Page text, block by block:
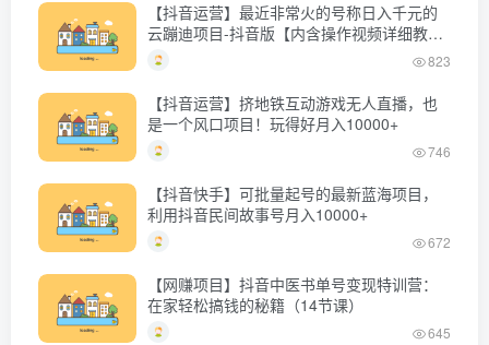
【抖音运营】最近非常火的号称日入千元的
云蹦迪项目-抖音版【内含操作视频详细教
程】
823
【抖音运营】挤地铁互动游戏无人直播，也
是一个风口项目！玩得好月入10000+
746
【抖音快手】可批量起号的最新蓝海项目，
利用抖音民间故事号月入10000+
672
【网赚项目】抖音中医书单号变现特训营：
在家轻松搞钱的秘籍（14节课）
645